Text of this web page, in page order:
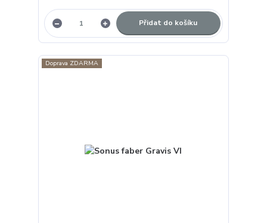
Přidat do košíku
Doprava ZDARMA